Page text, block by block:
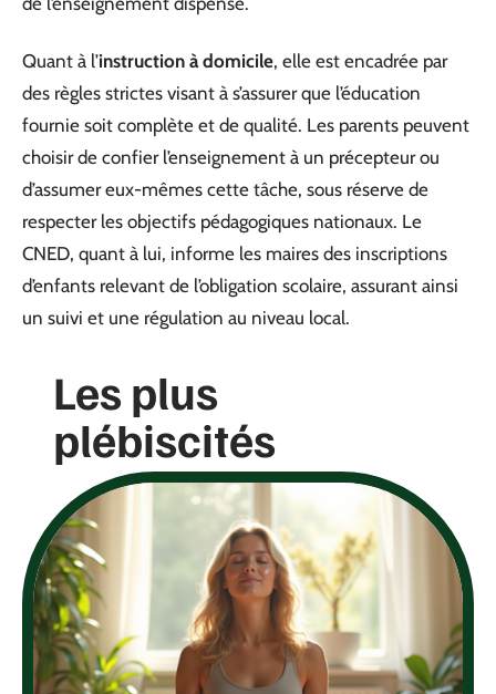
Quant à l’instruction à domicile, elle est encadrée par
des règles strictes visant à s’assurer que l’éducation
fournie soit complète et de qualité. Les parents peuvent
choisir de confier l’enseignement à un précepteur ou
d’assumer eux-mêmes cette tâche, sous réserve de
respecter les objectifs pédagogiques nationaux. Le
CNED, quant à lui, informe les maires des inscriptions
d’enfants relevant de l’obligation scolaire, assurant ainsi
un suivi et une régulation au niveau local.
Les plus
plébiscités